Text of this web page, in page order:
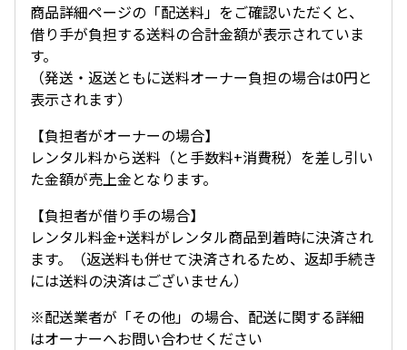
商品詳細ページの「配送料」をご確認いただくと、
借り手が負担する送料の合計金額が表示されていま
す。
（発送・返送ともに送料オーナー負担の場合は0円と
表示されます）
【負担者がオーナーの場合】
レンタル料から送料（と手数料+消費税）を差し引い
た金額が売上金となります。
【負担者が借り手の場合】
レンタル料金+送料がレンタル商品到着時に決済され
ます。（返送料も併せて決済されるため、返却手続き
には送料の決済はございません）
※配送業者が「その他」の場合、配送に関する詳細
はオーナーへお問い合わせください